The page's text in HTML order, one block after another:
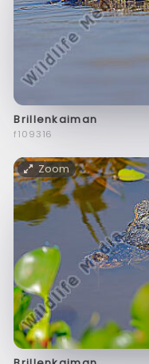
Brillenkaiman
f109316
Zoom